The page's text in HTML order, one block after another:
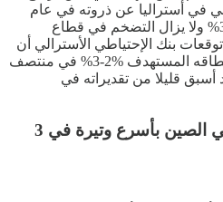
في أستراليا عن ذروته في عام
2022، فإنه يظل مرتفعا عند 3.5% ولا يزال التضخم في قطاع
بنك الإحتياطي الأسترالي أن
التضخم الأساسي سيصل إلى نطاقه المستهدف %2-3% في منتصف
وهو موعد أسبق قليلا من تقديراته في
إنتعاش نشاط الخدمات في الصين بأسرع وتيرة في 3